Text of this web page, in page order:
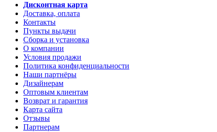
Дисконтная карта
Доставка, оплата
Контакты
Пункты выдачи
Сборка и установка
О компании
Условия продажи
Политика конфиденциальности
Наши партнёры
Дизайнерам
Оптовым клиентам
Возврат и гарантия
Карта сайта
Отзывы
Партнерам